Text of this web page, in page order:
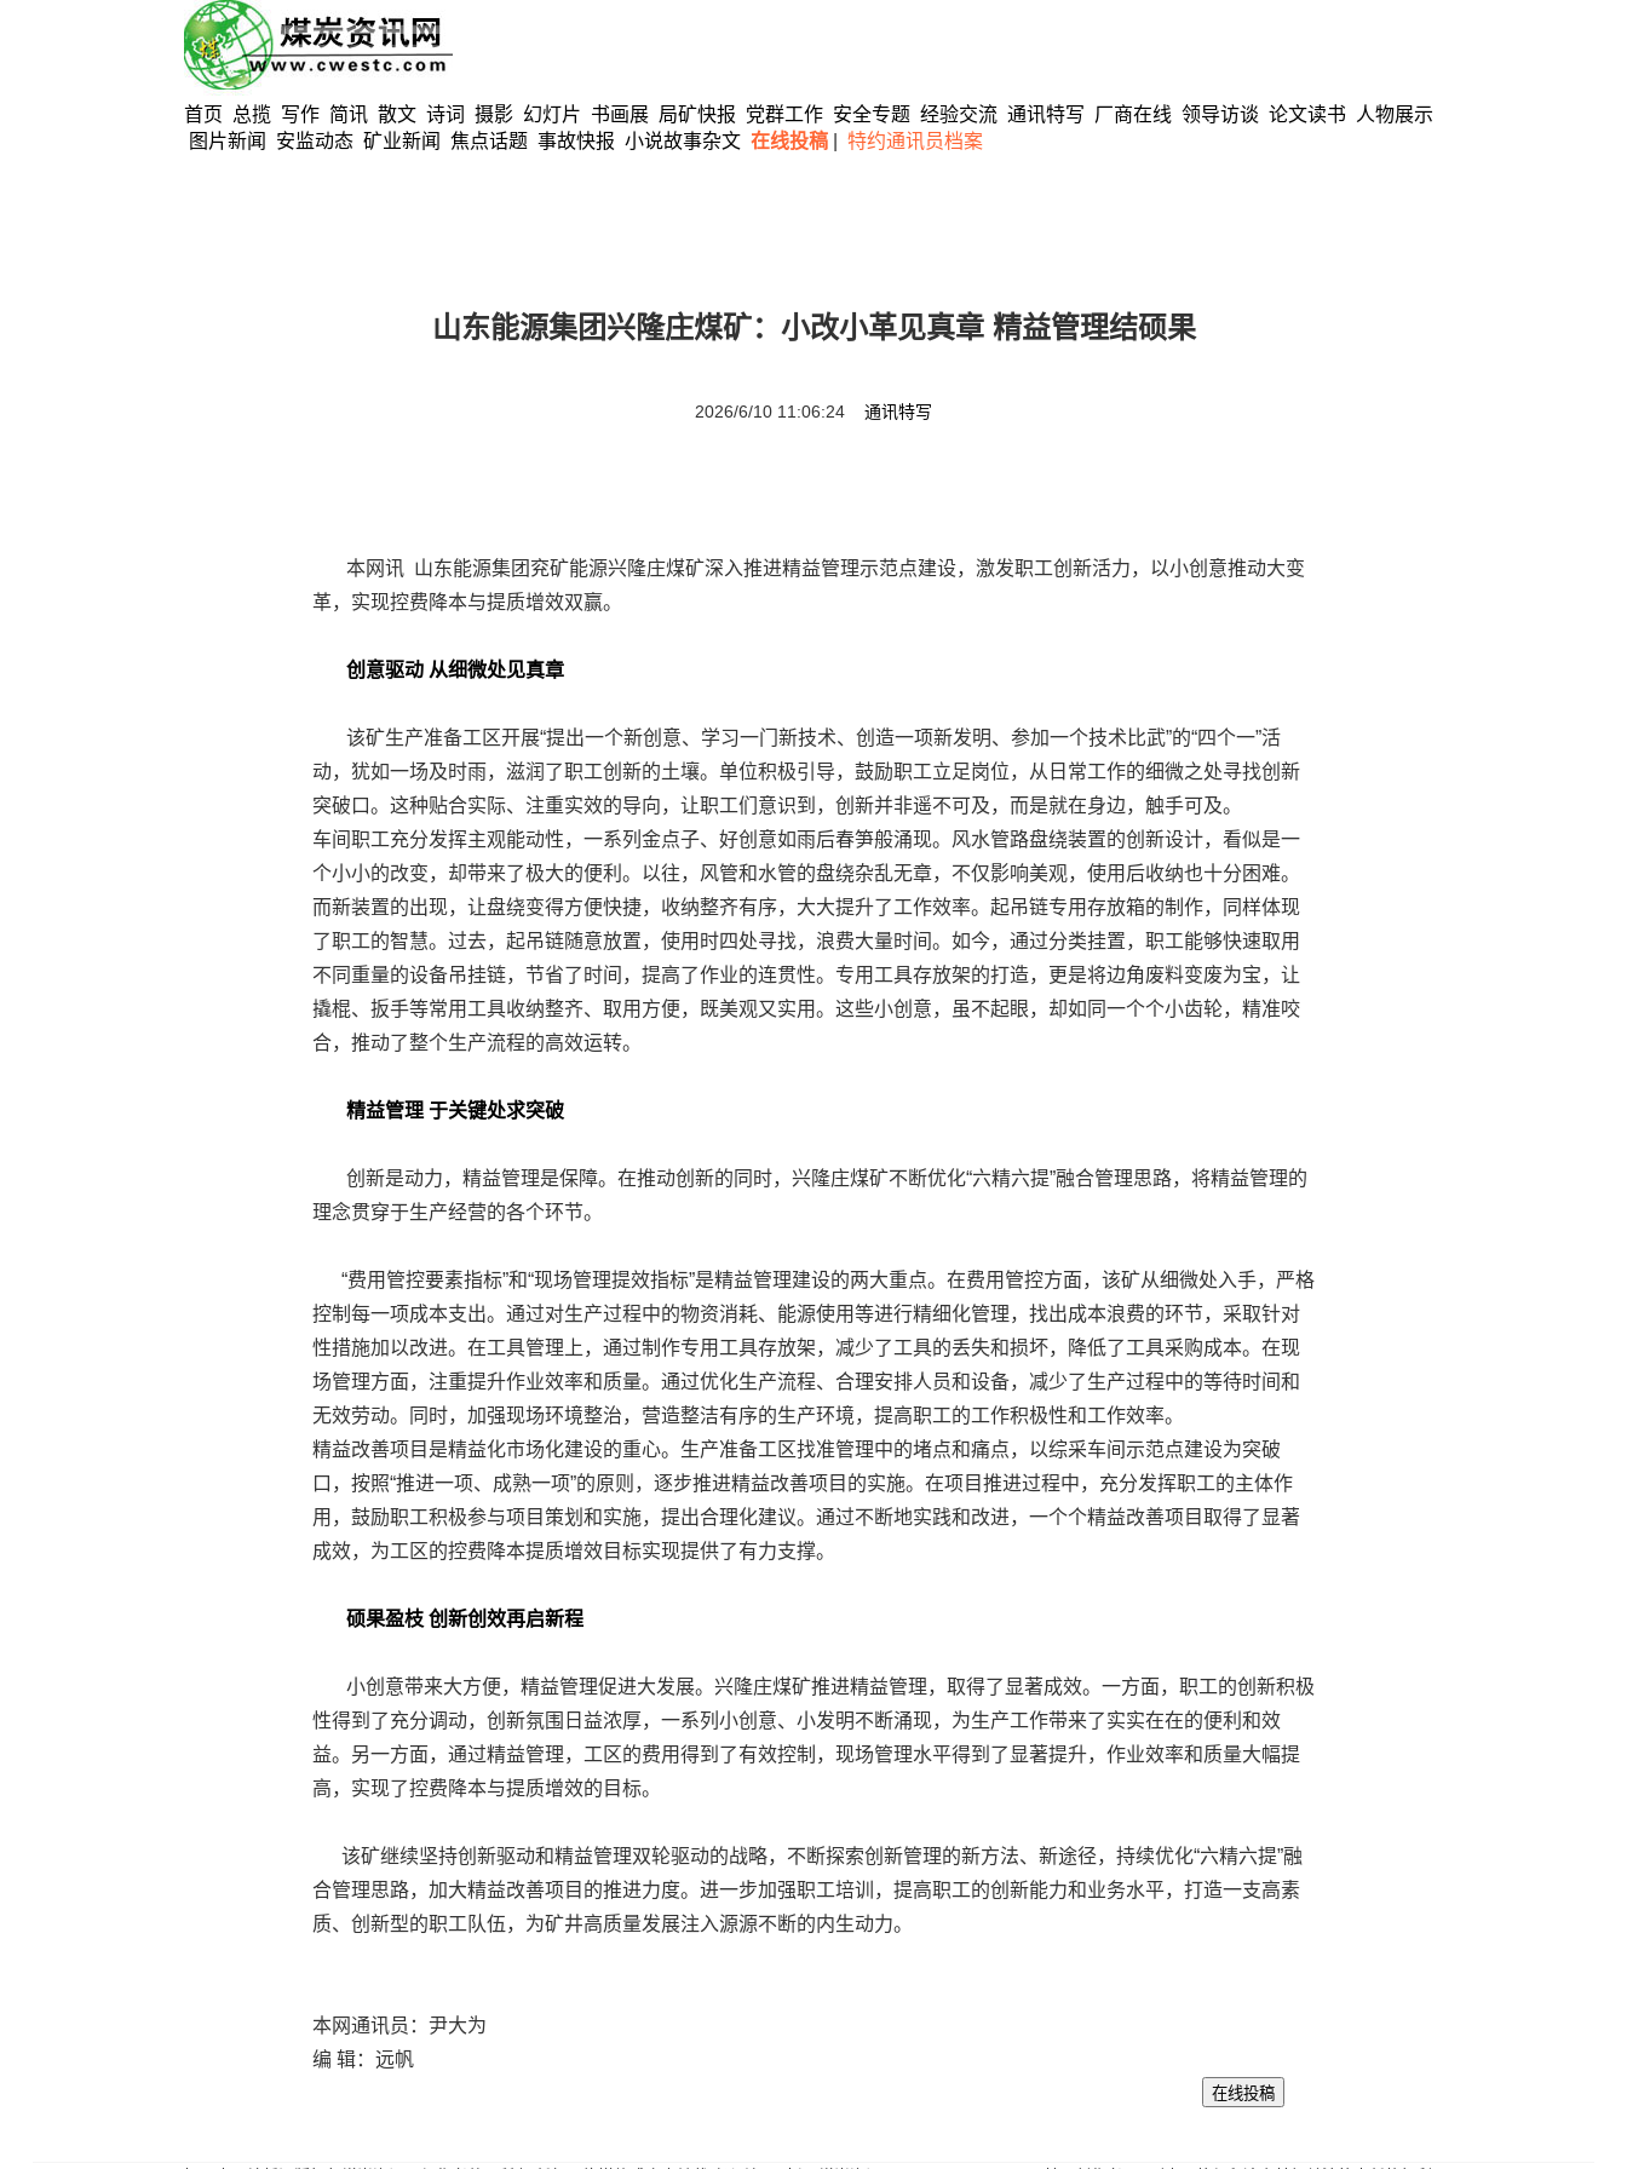
首页 总揽 写作 简讯 散文 诗词 摄影 幻灯片 书画展 局矿快报 党群工作 安全专题 经验交流 通讯特写 厂商在线 领导访谈 论文读书
人物展示
图片新闻
安监动态 矿业新闻 焦点话题 事故快报 小说故事杂文 在线投稿 特约通讯员档案
山东能源集团兴隆庄煤矿：小改小革见真章 精益管理结硕果
2026/6/10 11:06:24 通讯特写
本网讯 山东能源集团兖矿能源兴隆庄煤矿深入推进精益管理示范点建设，激发职工创新活力，以小创意推动大变
革，实现控费降本与提质增效双赢。
创意驱动 从细微处见真章
该矿生产准备工区开展“提出一个新创意、学习一门新技术、创造一项新发明、参加一个技术比武”的“四个一”活
动，犹如一场及时雨，滋润了职工创新的土壤。单位积极引导，鼓励职工立足岗位，从日常工作的细微之处寻找创新
突破口。这种贴合实际、注重实效的导向，让职工们意识到，创新并非遥不可及，而是就在身边，触手可及。
车间职工充分发挥主观能动性，一系列金点子、好创意如雨后春笋般涌现。风水管路盘绕装置的创新设计，看似是一
个小小的改变，却带来了极大的便利。以往，风管和水管的盘绕杂乱无章，不仅影响美观，使用后收纳也十分困难。
而新装置的出现，让盘绕变得方便快捷，收纳整齐有序，大大提升了工作效率。起吊链专用存放箱的制作，同样体现
了职工的智慧。过去，起吊链随意放置，使用时四处寻找，浪费大量时间。如今，通过分类挂置，职工能够快速取用
不同重量的设备吊挂链，节省了时间，提高了作业的连贯性。专用工具存放架的打造，更是将边角废料变废为宝，让
撬棍、扳手等常用工具收纳整齐、取用方便，既美观又实用。这些小创意，虽不起眼，却如同一个个小齿轮，精准咬
合，推动了整个生产流程的高效运转。
精益管理 于关键处求突破
创新是动力，精益管理是保障。在推动创新的同时，兴隆庄煤矿不断优化“六精六提”融合管理思路，将精益管理的
理念贯穿于生产经营的各个环节。
“费用管控要素指标”和“现场管理提效指标”是精益管理建设的两大重点。在费用管控方面，该矿从细微处入手，严格
控制每一项成本支出。通过对生产过程中的物资消耗、能源使用等进行精细化管理，找出成本浪费的环节，采取针对
性措施加以改进。在工具管理上，通过制作专用工具存放架，减少了工具的丢失和损坏，降低了工具采购成本。在现
场管理方面，注重提升作业效率和质量。通过优化生产流程、合理安排人员和设备，减少了生产过程中的等待时间和
无效劳动。同时，加强现场环境整治，营造整洁有序的生产环境，提高职工的工作积极性和工作效率。
精益改善项目是精益化市场化建设的重心。生产准备工区找准管理中的堵点和痛点，以综采车间示范点建设为突破
口，按照“推进一项、成熟一项”的原则，逐步推进精益改善项目的实施。在项目推进过程中，充分发挥职工的主体作
用，鼓励职工积极参与项目策划和实施，提出合理化建议。通过不断地实践和改进，一个个精益改善项目取得了显著
成效，为工区的控费降本提质增效目标实现提供了有力支撑。
硕果盈枝 创新创效再启新程
小创意带来大方便，精益管理促进大发展。兴隆庄煤矿推进精益管理，取得了显著成效。一方面，职工的创新积极
性得到了充分调动，创新氛围日益浓厚，一系列小创意、小发明不断涌现，为生产工作带来了实实在在的便利和效
益。另一方面，通过精益管理，工区的费用得到了有效控制，现场管理水平得到了显著提升，作业效率和质量大幅提
高，实现了控费降本与提质增效的目标。
该矿继续坚持创新驱动和精益管理双轮驱动的战略，不断探索创新管理的新方法、新途径，持续优化“六精六提”融
合管理思路，加大精益改善项目的推进力度。进一步加强职工培训，提高职工的创新能力和业务水平，打造一支高素
质、创新型的职工队伍，为矿井高质量发展注入源源不断的内生动力。
本网通讯员：尹大为
编 辑：远帆